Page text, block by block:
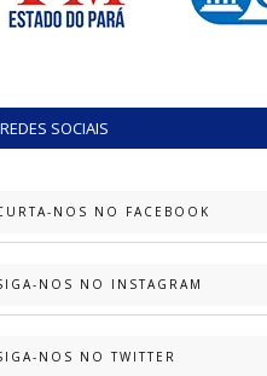
REDES SOCIAIS
NOS NO FACEBOOK
NOS NO INSTAGRAM
NOS NO TWITTER